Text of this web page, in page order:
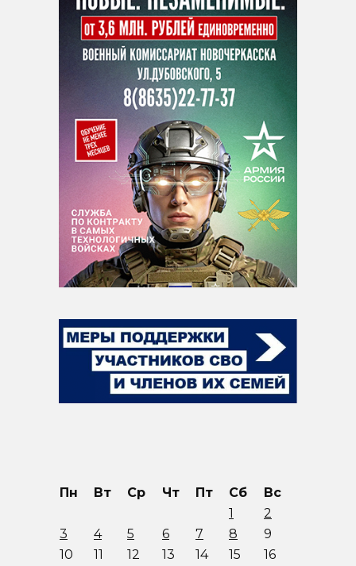
Пн Вт Ср Чт Пт Сб
Вс
1
2
3
4 5 6 7 8
9
10
11 12 13 14 15
16